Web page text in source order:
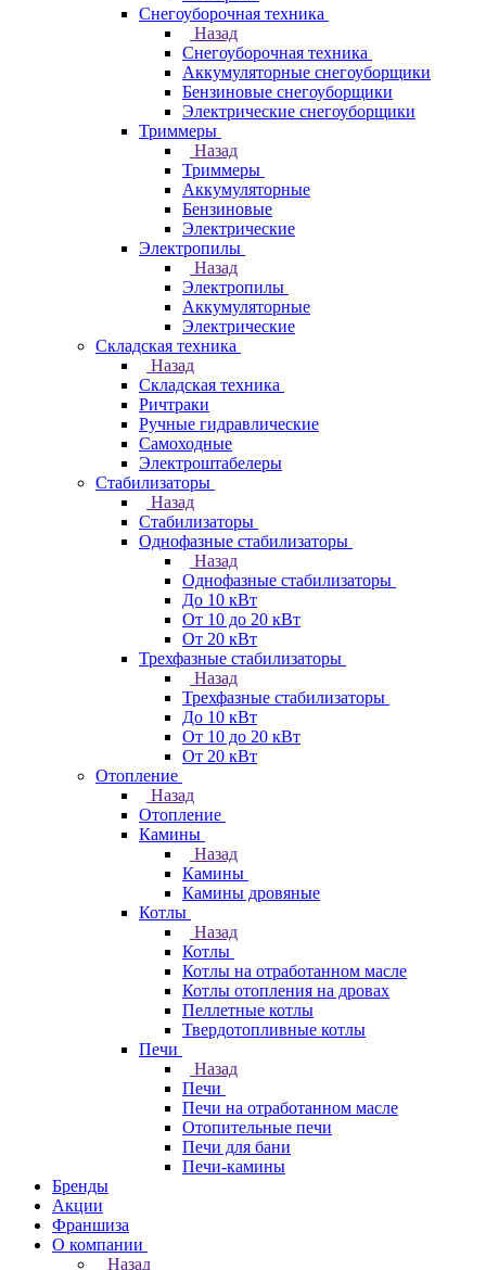
Снегоуборочная техника
Назад
Снегоуборочная техника
Аккумуляторные снегоуборщики
Бензиновые снегоуборщики
Электрические снегоуборщики
Триммеры
Назад
Триммеры
Аккумуляторные
Бензиновые
Электрические
Электропилы
Назад
Электропилы
Аккумуляторные
Электрические
Складская техника
Назад
Складская техника
Ричтраки
Ручные гидравлические
Самоходные
Электроштабелеры
Стабилизаторы
Назад
Стабилизаторы
Однофазные стабилизаторы
Назад
Однофазные стабилизаторы
До 10 кВт
От 10 до 20 кВт
От 20 кВт
Трехфазные стабилизаторы
Назад
Трехфазные стабилизаторы
До 10 кВт
От 10 до 20 кВт
От 20 кВт
Отопление
Назад
Отопление
Камины
Назад
Камины
Камины дровяные
Котлы
Назад
Котлы
Котлы на отработанном масле
Котлы отопления на дровах
Пеллетные котлы
Твердотопливные котлы
Печи
Назад
Печи
Печи на отработанном масле
Отопительные печи
Печи для бани
Печи-камины
Бренды
Акции
Франшиза
О компании
Назад